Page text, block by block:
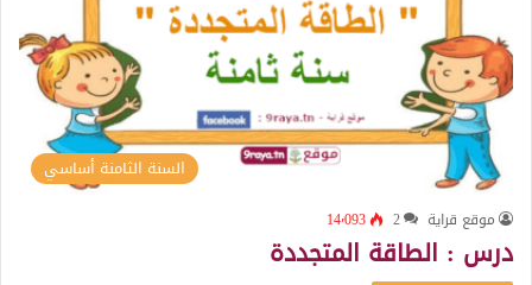
السنة الثامنة أساسي
موقع قراية 2 14٬093
درس : الطاقة المتجددة